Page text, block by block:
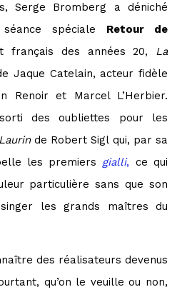
Serge Bromberg a déniché
spéciale Retour de
français des années 20, La
Jaque Catelain, acteur fidèle
Renoir et Marcel L’Herbier.
des oubliettes pour les
Laurinde Robert Sigl qui, par sa
les premiers gialli, ce qui
particulière sans que son
les grands maîtres du
des réalisateurs devenus
qu’on le veuille ou non,